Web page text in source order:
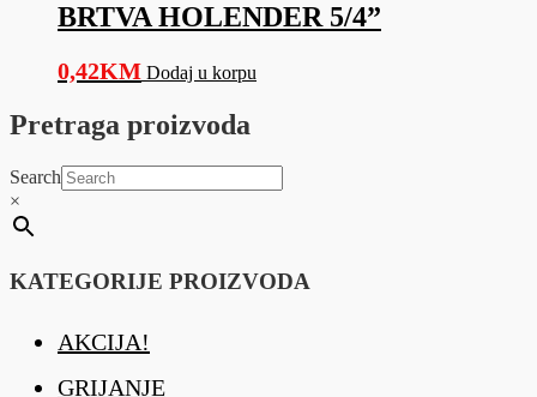
BRTVA HOLENDER 5/4”
0,42KM Dodaj u korpu
Pretraga proizvoda
Search
×
KATEGORIJE PROIZVODA
AKCIJA!
GRIJANJE